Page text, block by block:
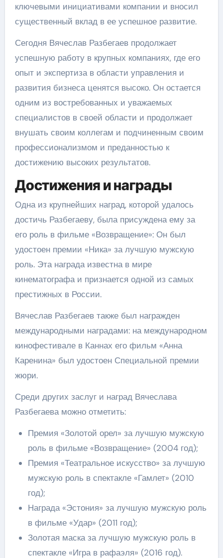
ключевыми инициативами компании и вносил
существенный вклад в ее успешное развитие.
Сегодня Вячеслав Разбегаев продолжает
успешную работу в крупных компаниях, где его
опыт и экспертиза в области управления и
развития бизнеса ценятся высоко. Он остается
одним из востребованных и уважаемых
специалистов в своей области и продолжает
внушать своим коллегам и подчиненным своим
профессионализмом и преданностью к
достижению высоких результатов.
Достижения и награды
Одна из крупнейших наград, которой удалось
достичь Разбегаеву, была присуждена ему за
его роль в фильме «Возвращение»: Он был
удостоен премии «Ника» за лучшую мужскую
роль. Эта награда известна в мире
кинематографа и признается одной из самых
престижных в России.
Вячеслав Разбегаев также был награжден
международными наградами: на международном
кинофестивале в Каннах его фильм «Анна
Каренина» был удостоен Специальной премии
жюри.
Среди других заслуг и наград Вячеслава
Разбегаева можно отметить:
Премия «Золотой орел» за лучшую мужскую
роль в фильме «Возвращение» (2004 год);
Премия «Театральное искусство» за лучшую
мужскую роль в спектакле «Гамлет» (2010
год);
Награда «Эстония» за лучшую мужскую роль
в фильме «Удар» (2011 год);
Золотая маска за лучшую мужскую роль в
спектакле «Игра в рафаэля» (2016 год).